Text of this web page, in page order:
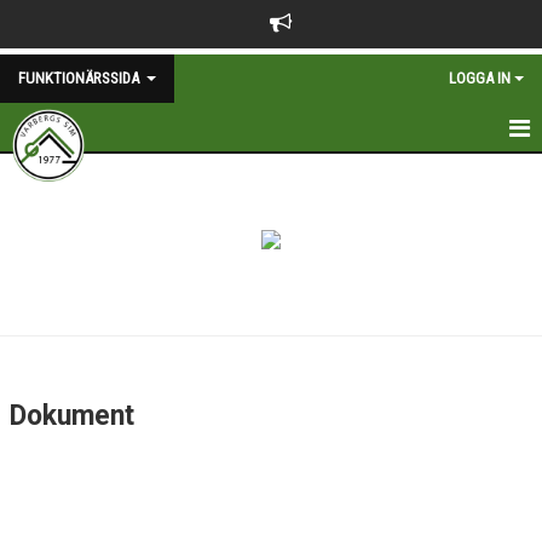
FUNKTIONÄRSSIDA LOGGA IN
FUNKTIONÄRER
Dokument